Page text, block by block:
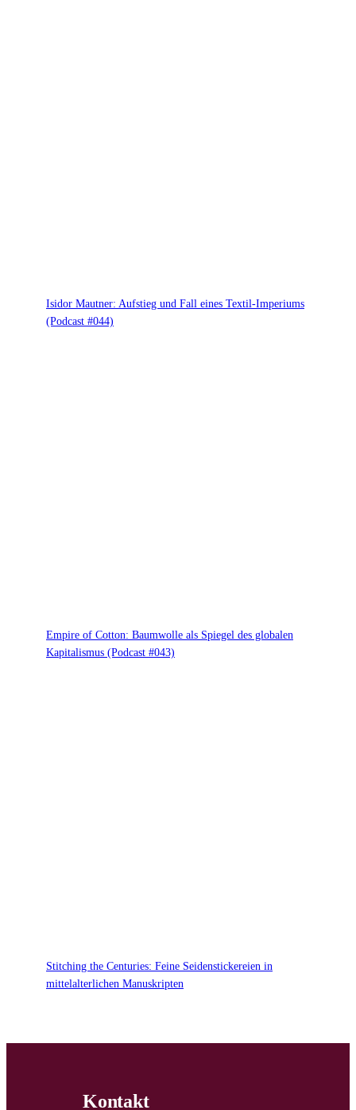
Isidor Mautner: Aufstieg und Fall eines Textil-Imperiums
(Podcast #044)
Empire of Cotton: Baumwolle als Spiegel des globalen
Kapitalismus (Podcast #043)
Stitching the Centuries: Feine Seidenstickereien in
mittelalterlichen Manuskripten
Kontakt